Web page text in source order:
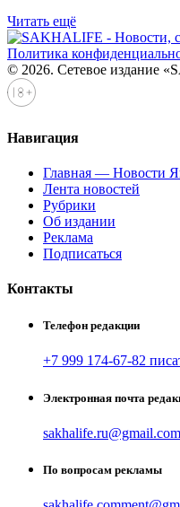
Читать ещё
Политика
© 2026. Сетевое издание
Навигация
Главная — Новости
Лента новостей
Рубрики
Об издании
Реклама
Подписаться
Контакты
Телефон редакции
+7 999 174-67-82
Электронная почта
sakhalife.ru@gmail.com
По вопросам рекламы